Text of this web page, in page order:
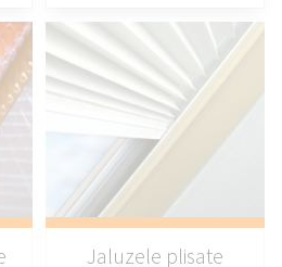
Jaluzele plisate